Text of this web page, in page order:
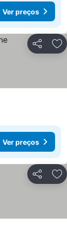
Ver preços
Partilhar
Ver preços
Partilhar